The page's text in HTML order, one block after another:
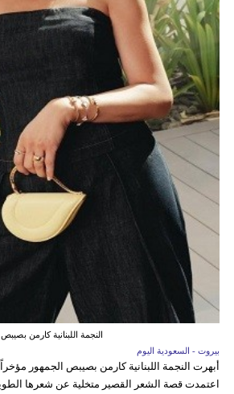
النجمة اللبنانية كارمن بصيبص
بيروت - السعودية اليوم
أبهرت النجمة اللبنانية كارمن بصيبص الجمهور
اعتمدت قصة الشعر القصير متخلية عن شعرها الطويل